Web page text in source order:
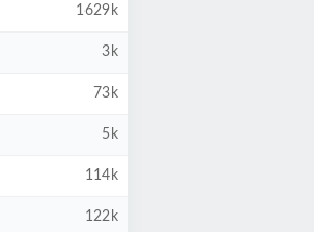
1629k
3k
73k
5k
114k
122k